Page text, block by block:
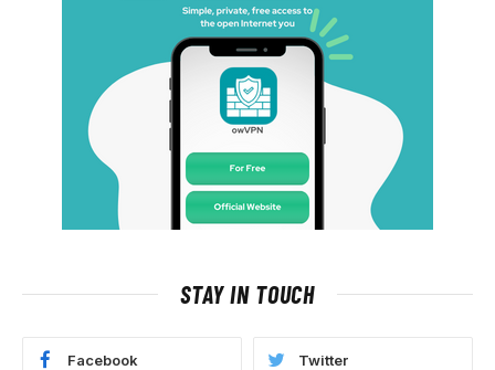
STAY IN TOUCH
Facebook Twitter